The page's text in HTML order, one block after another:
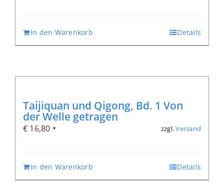
In den Warenkorb Details
Taijiquan und Qigong, Bd. 1 Von
der Welle getragen
€ 16,80 * zzgl.Versand
In den Warenkorb Details